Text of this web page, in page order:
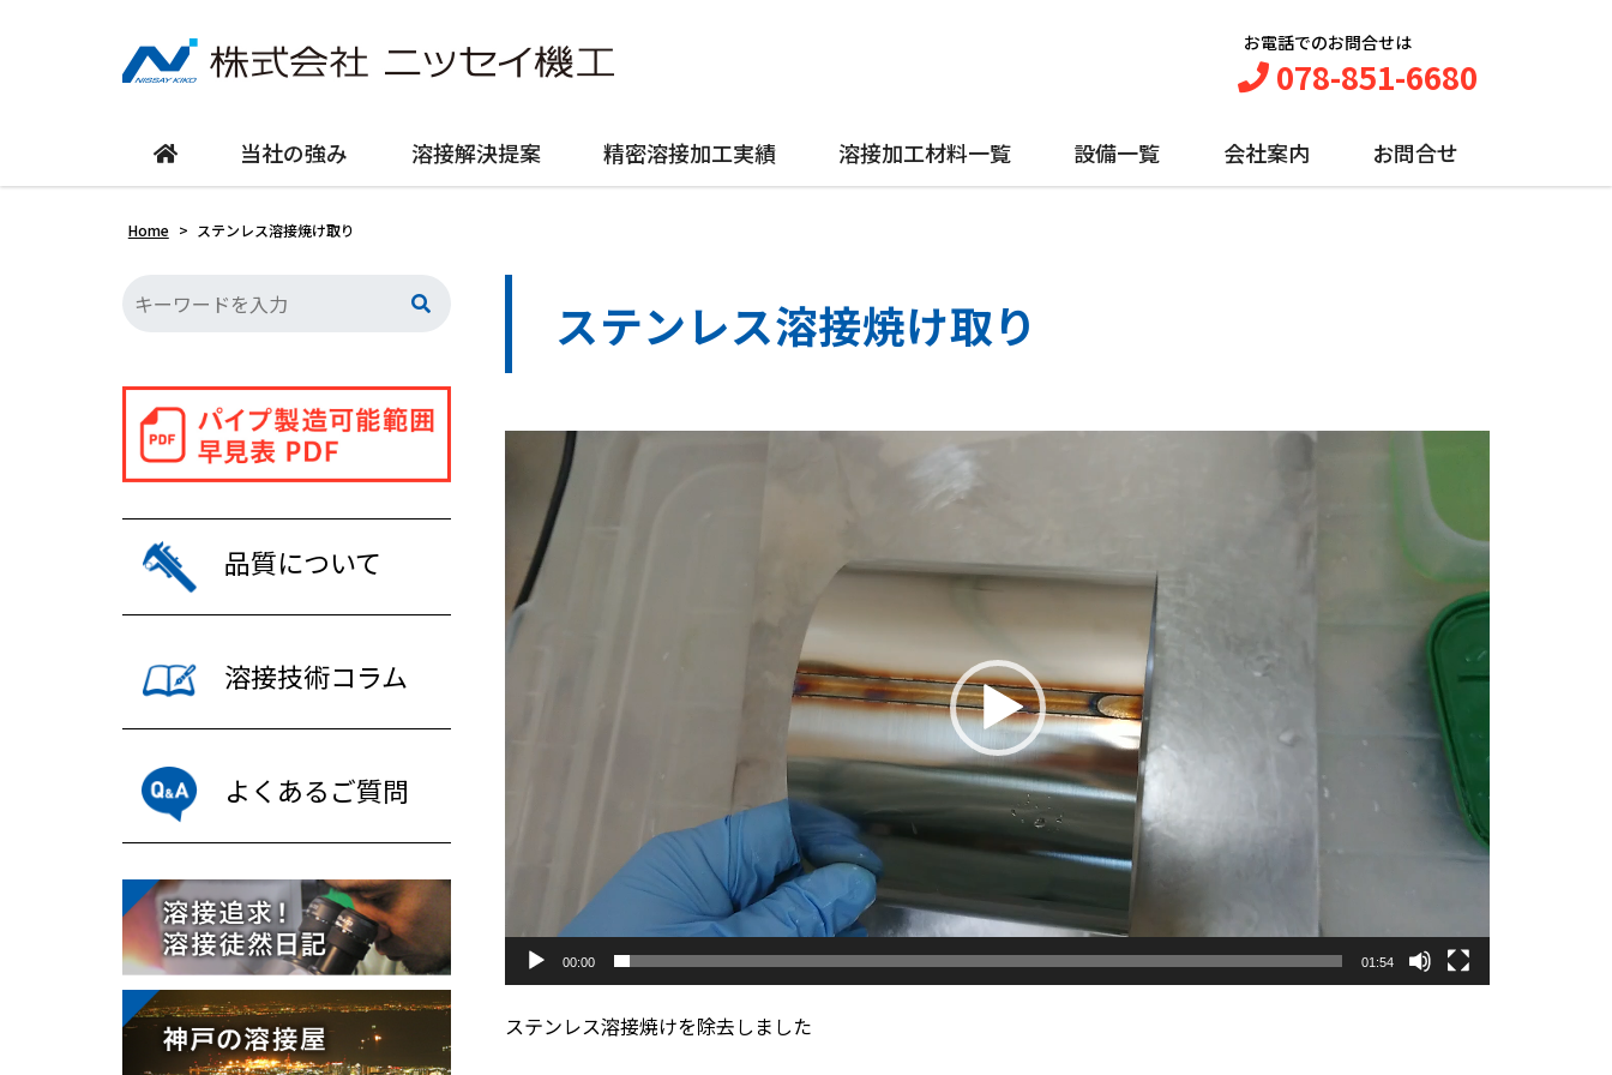
お電話でのお問合せは
078-851-6680
当社の強み 溶接解決提案 精密溶接加工実績 溶接加工材料一覧 設備一覧 会社案内 お問合せ
Home > ステンレス溶接焼け取り
ステンレス溶接焼け取り
ー
ヤ
ー
00:00 01:54
ステンレス溶接焼けを除去しました
品質について
溶接技術コラム
よくあるご質問